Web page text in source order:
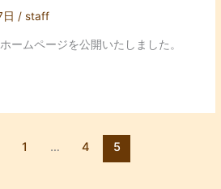
日/staff
ームページを公開いたしました。
1 … 4 5